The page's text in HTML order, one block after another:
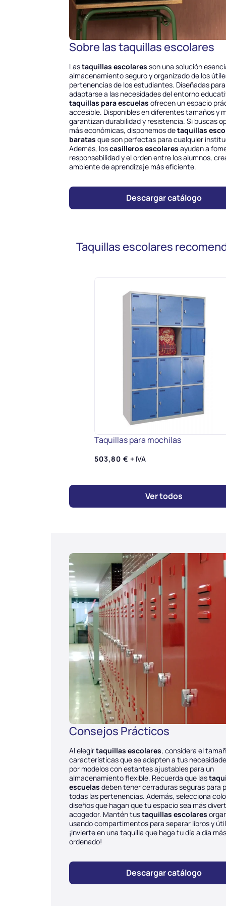
Sobre las taquillas escolares
Lastaquillas escolares son una solución
almacenamiento seguro y organizado de los
pertenencias de los estudiantes. Diseñadas para
adaptarse a las necesidades del entorno
taquillas para escuelas ofrecen un espacio
accesible. Disponibles en diferentes tamaños y
garantizan durabilidad y resistencia. Si buscas
más económicas, disponemos detaquillas
baratas que son perfectas para cualquier
Además, loscasilleros escolares ayudan a
responsabilidad y el orden entre los alumnos,
ambiente de aprendizaje más eficiente.
Descargar catálogo
Taquillas escolares
Taquillas para mochilas
503,80€ + IVA
Ver todos
Consejos Prácticos
Al elegirtaquillas escolares, considera el
características que se adapten a tus
por modelos con estantes ajustables para un
almacenamiento flexible. Recuerda que las
escuelas deben tener cerraduras seguras para
todas las pertenencias. Además, selecciona
diseños que hagan que tu espacio sea más
acogedor. Mantén tustaquillas escolares
usando compartimentos para separar libros y
¡Invierte en una taquilla que haga tu día a día
ordenado!
Descargar catálogo